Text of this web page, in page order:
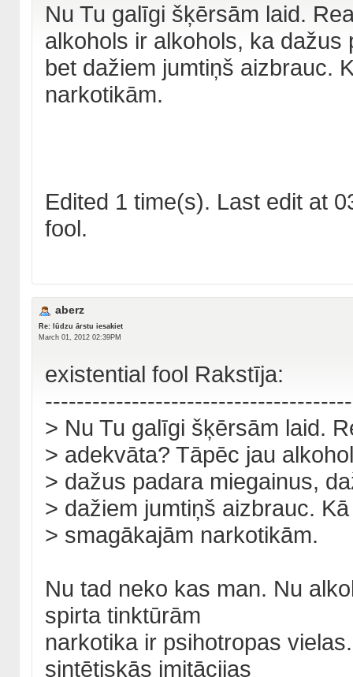
Nu Tu galīgi šķērsām laid.
alkohols ir alkohols, ka
bet dažiem jumtiņš aizbrauc.
narkotikām.
Edited 1 time(s). Last edit at
fool.
aberz
Re: lūdzu ārstu iesakiet
March 01, 2012 02:39PM
existential fool Rakstīja:
> Nu Tu galīgi šķērsām laid.
> adekvāta? Tāpēc jau
> dažus padara miegainus,
> dažiem jumtiņš aizbrauc.
> smagākajām narkotikām.
Nu tad neko kas man. Nu
spirta tinktūrām
narkotika ir psihotropas
sintētiskās imitācijas